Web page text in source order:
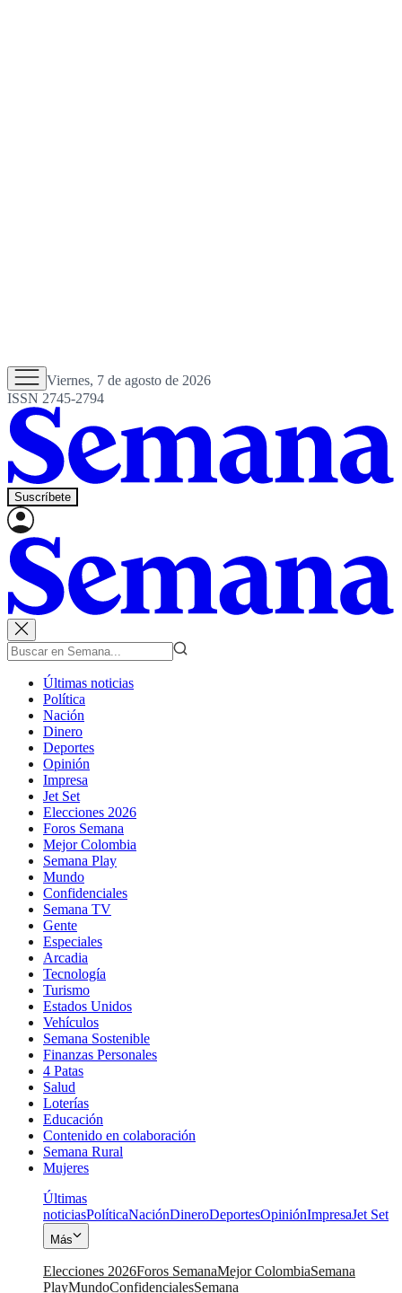
Viernes, 7 de agosto de 2026
ISSN 2745-2794
Suscríbete
Últimas noticias
Política
Nación
Dinero
Deportes
Opinión
Impresa
Jet Set
Elecciones 2026
Foros Semana
Mejor Colombia
Semana Play
Mundo
Confidenciales
Semana TV
Gente
Especiales
Arcadia
Tecnología
Turismo
Estados Unidos
Vehículos
Semana Sostenible
Finanzas Personales
4 Patas
Salud
Loterías
Educación
Contenido en colaboración
Semana Rural
Mujeres
Últimas
noticiasPolíticaNaciónDineroDeportesOpiniónImpresaJet Set
Más
Elecciones 2026Foros SemanaMejor ColombiaSemana
PlayMundoConfidencialesSemana